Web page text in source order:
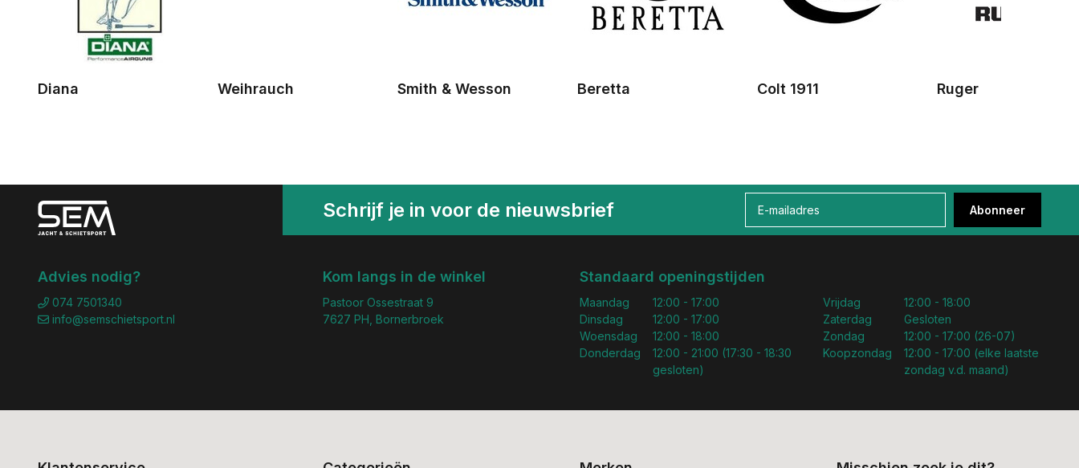
Diana Weihrauch Smith & Wesson Beretta Colt 1911 Ruger
Schrijf je in voor de nieuwsbrief Abonneer
Advies nodig?
074 7501340
info@semschietsport.nl
Kom langs in de winkel
Pastoor Ossestraat 9
7627 PH, Bornerbroek
Standaard openingstijden
Maandag
Dinsdag
Woensdag
Donderdag
12:00 - 17:00
12:00 - 17:00
12:00 - 18:00
12:00 - 21:00 (17:30 - 18:30
gesloten)
Vrijdag
Zaterdag
Zondag
Koopzondag
12:00 - 18:00
Gesloten
12:00 - 17:00 (26-07)
12:00 - 17:00 (elke laatste
zondag v.d. maand)